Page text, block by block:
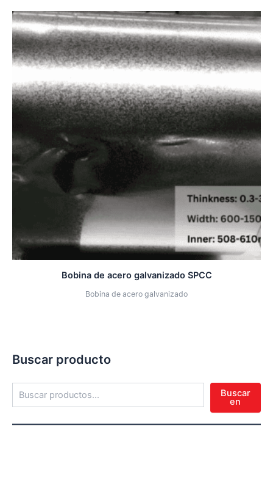
Buscar producto
Buscar
en
Bobina de acero galvanizado SPCC
Bobina de acero galvanizado